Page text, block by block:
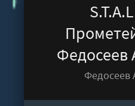
Федосеев
Федосеев